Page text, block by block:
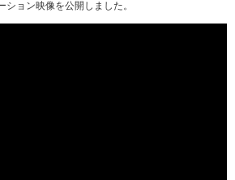
ション映像を公開しました。